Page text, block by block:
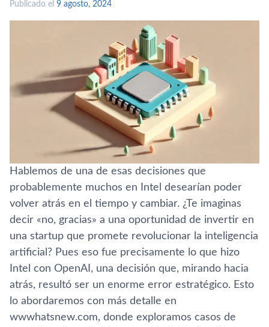
Publicado el 9 agosto, 2024
Hablemos de una de esas decisiones que
probablemente muchos en Intel desearían poder
volver atrás en el tiempo y cambiar. ¿Te imaginas
decir «no, gracias» a una oportunidad de invertir en
una startup que promete revolucionar la inteligencia
artificial? Pues eso fue precisamente lo que hizo
Intel con OpenAI, una decisión que, mirando hacia
atrás, resultó ser un enorme error estratégico. Esto
lo abordaremos con más detalle en
wwwhatsnew.com, donde exploramos casos de